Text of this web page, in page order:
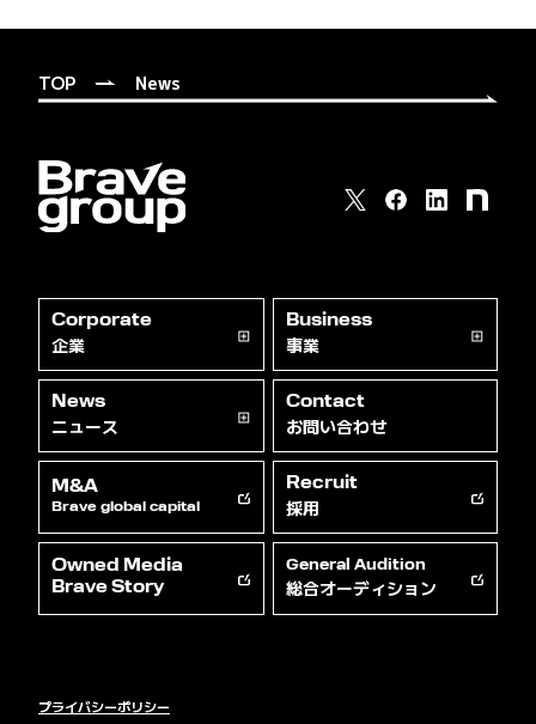
TOP News
Corporate
企業
Business
事業
News
ニュース
Contact
お問い合わせ
M&A
Brave global capital
Recruit
採用
Owned Media
Brave Story
General Audition
総合オーディション
プライバシーポリシー